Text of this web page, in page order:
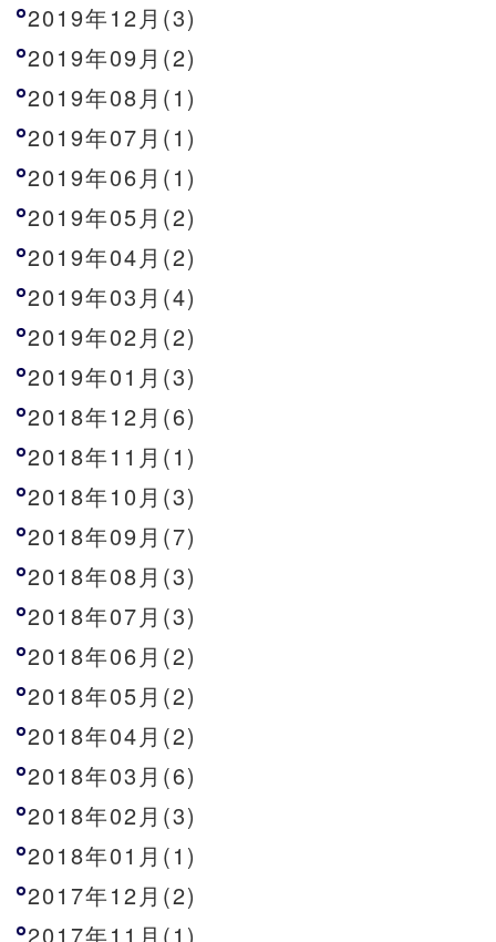
2019年12月(3)
2019年09月(2)
2019年08月(1)
2019年07月(1)
2019年06月(1)
2019年05月(2)
2019年04月(2)
2019年03月(4)
2019年02月(2)
2019年01月(3)
2018年12月(6)
2018年11月(1)
2018年10月(3)
2018年09月(7)
2018年08月(3)
2018年07月(3)
2018年06月(2)
2018年05月(2)
2018年04月(2)
2018年03月(6)
2018年02月(3)
2018年01月(1)
2017年12月(2)
2017年11月(1)